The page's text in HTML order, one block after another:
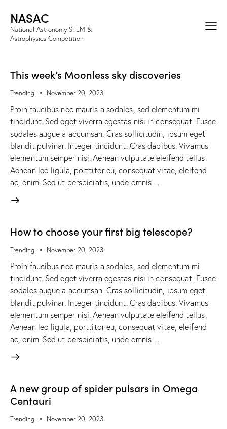
NASAC
National Astronomy STEM &
Astrophysics Competition
This week’s Moonless sky discoveries
Trending November 20, 2023
Proin faucibus nec mauris a sodales, sed elementum mi
tincidunt. Sed eget viverra egestas nisi in consequat. Fusce
sodales augue a accumsan. Cras sollicitudin, ipsum eget
blandit pulvinar. Integer tincidunt. Cras dapibus. Vivamus
elementum semper nisi. Aenean vulputate eleifend tellus.
Aenean leo ligula, porttitor eu, consequat vitae, eleifend
ac, enim. Sed ut perspiciatis, unde omnis…
How to choose your first big telescope?
Trending November 20, 2023
Proin faucibus nec mauris a sodales, sed elementum mi
tincidunt. Sed eget viverra egestas nisi in consequat. Fusce
sodales augue a accumsan. Cras sollicitudin, ipsum eget
blandit pulvinar. Integer tincidunt. Cras dapibus. Vivamus
elementum semper nisi. Aenean vulputate eleifend tellus.
Aenean leo ligula, porttitor eu, consequat vitae, eleifend
ac, enim. Sed ut perspiciatis, unde omnis…
A new group of spider pulsars in Omega
Centauri
Trending November 20, 2023